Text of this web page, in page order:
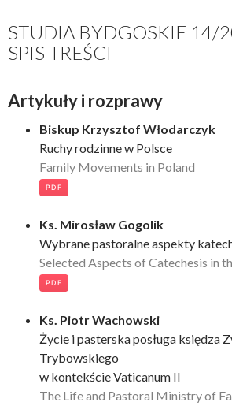
STUDIA BYDGOSKIE 14/
SPIS TREŚCI
Artykuły i rozprawy
Biskup Krzysztof Włodarczyk
Ruchy rodzinne w Polsce
Family Movements in Poland
PDF
Ks. Mirosław Gogolik
Wybrane pastoralne aspekty
Selected Aspects of Catechesis in
PDF
Ks. Piotr Wachowski
Życie i pasterska posługa księdza
Trybowskiego
w kontekście Vaticanum II
The Life and Pastoral Ministry of